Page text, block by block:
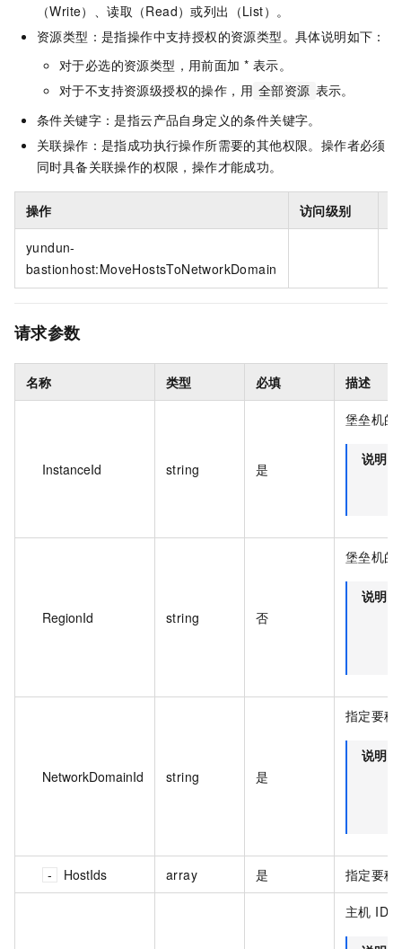
（Write）、读取（Read）或列出（List）。
资源类型：是指操作中支持授权的资源类型。具体说明如下：
对于必选的资源类型，用前面加 * 表示。
对于不支持资源级授权的操作，用 全部资源 表示。
条件关键字：是指云产品自身定义的条件关键字。
关联操作：是指成功执行操作所需要的其他权限。操作者必须
同时具备关联操作的权限，操作才能成功。
操作 访问级别
yundun-
bastionhost:MoveHostsToNetworkDomain
请求参数
名称 类型 必填 描述
InstanceId string 是
堡垒机的
说明
RegionId string 否
堡垒机的
说明
NetworkDomainId string 是
指定要移
说明
HostIds array 是 指定要移
主机 ID。